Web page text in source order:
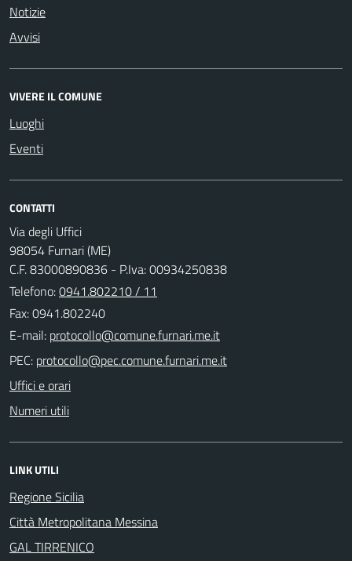
Notizie
Avvisi
VIVERE IL COMUNE
Luoghi
Eventi
CONTATTI
Via degli Uffici
98054 Furnari (ME)
C.F. 83000890836 - P.Iva: 00934250838
Telefono:0941.802210 / 11
Fax: 0941.802240
E-mail:
PEC:
Uffici e orari
Numeri utili
LINK UTILI
Regione Sicilia
Città Metropolitana Messina
GAL TIRRENICO